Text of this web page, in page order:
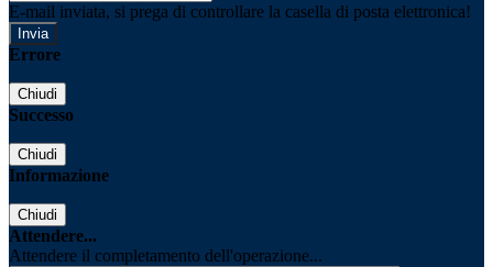
E-mail inviata, si prega di controllare la casella di posta elettronica!
Errore
Chiudi
Successo
Chiudi
Informazione
Chiudi
Attendere...
Attendere il completamento dell'operazione...